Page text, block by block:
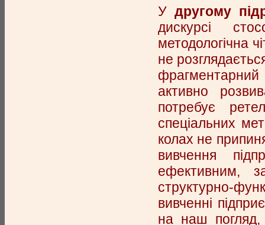
У другому
дискурсі
методологічна
не
активно
потребує
спеціальних
колах не
вивчення
ефективним,
структурно-
вивченні
на наш погляд,